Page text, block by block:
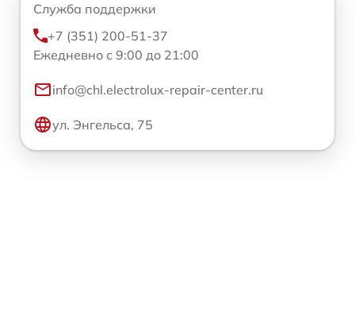
Служба поддержки
+7 (351) 200-51-37
Ежедневно с 9:00 до 21:00
info@chl.electrolux-repair-center.ru
ул. Энгельса, 75